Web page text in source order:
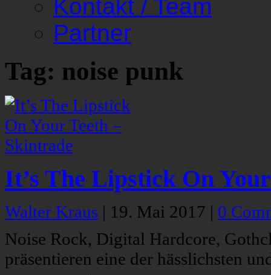
Kontakt / Team
Partner
Tag: noise punk
It’s The Lipstick On
Walter Kraus | 19. Mai 2017 | 0
Noise Rock, Digital Hardcore,
präsentieren eine der hässlichsten